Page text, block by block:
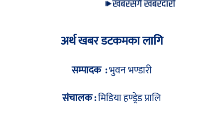
अर्थ खबर डटकमका लागि
सम्पादक :भुवन भण्डारी
संचालक :मिडिया हण्ड्रेड प्रालि